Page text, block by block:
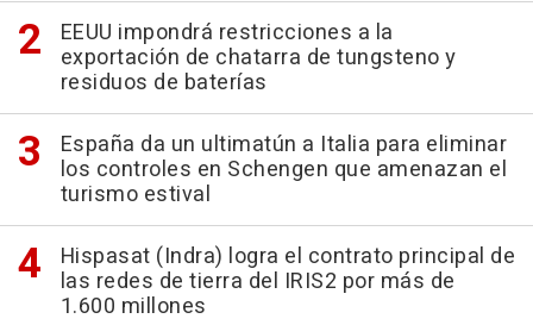
EEUU impondrá restricciones a la
exportación de chatarra de tungsteno y
residuos de baterías
España da un ultimatún a Italia para eliminar
los controles en Schengen que amenazan el
turismo estival
Hispasat (Indra) logra el contrato principal de
las redes de tierra del IRIS2 por más de
1.600 millones